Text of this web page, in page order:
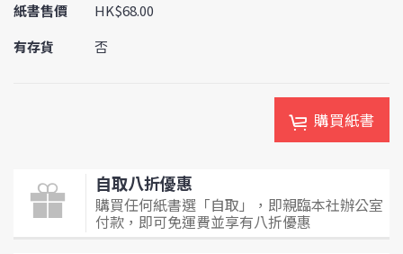
紙書售價
HK$68.00
有存貨
否
購買紙書
自取八折優惠
購買任何紙書選「自取」，即親臨本社辦公室
付款，即可免運費並享有八折優惠